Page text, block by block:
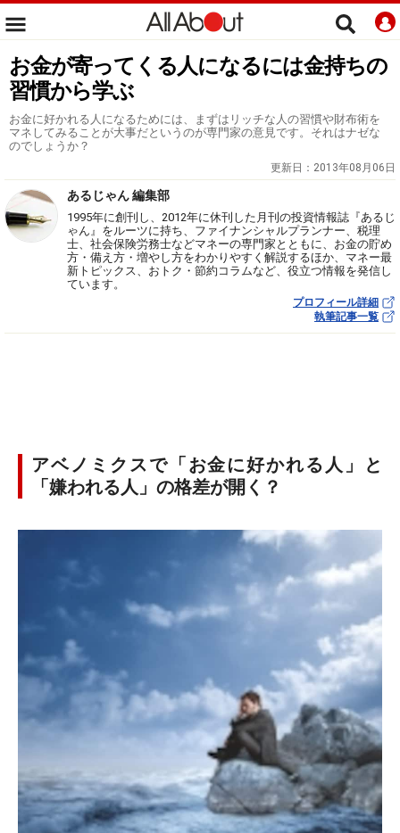
お金が寄ってくる人になるには金持ちの
習慣から学ぶ
お金に好かれる人になるためには、まずはリッチな人の習慣や財布術を
マネしてみることが大事だというのが専門家の意見です。それはナゼな
のでしょうか？
更新日： 2013年08月06日
あるじゃん 編集部
1995年に創刊し、2012年に休刊した月刊の投資情報誌『あるじ
ゃん』をルーツに持ち、ファイナンシャルプランナー、税理
士、社会保険労務士などマネーの専門家とともに、お金の貯め
方・備え方・増やし方をわかりやすく解説するほか、マネー最
新トピックス、おトク・節約コラムなど、役立つ情報を発信し
ています。
プロフィール詳細
執筆記事一覧
アベノミクスで「お金に好かれる人」と
「嫌われる人」の格差が開く？